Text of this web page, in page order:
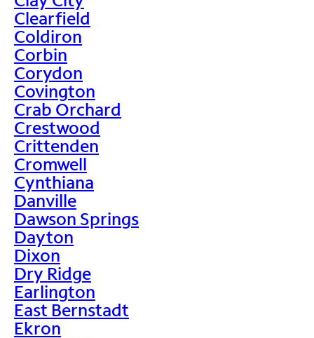
Clearfield
Coldiron
Corbin
Corydon
Covington
Crab Orchard
Crestwood
Crittenden
Cromwell
Cynthiana
Danville
Dawson Springs
Dayton
Dixon
Dry Ridge
Earlington
East Bernstadt
Ekron